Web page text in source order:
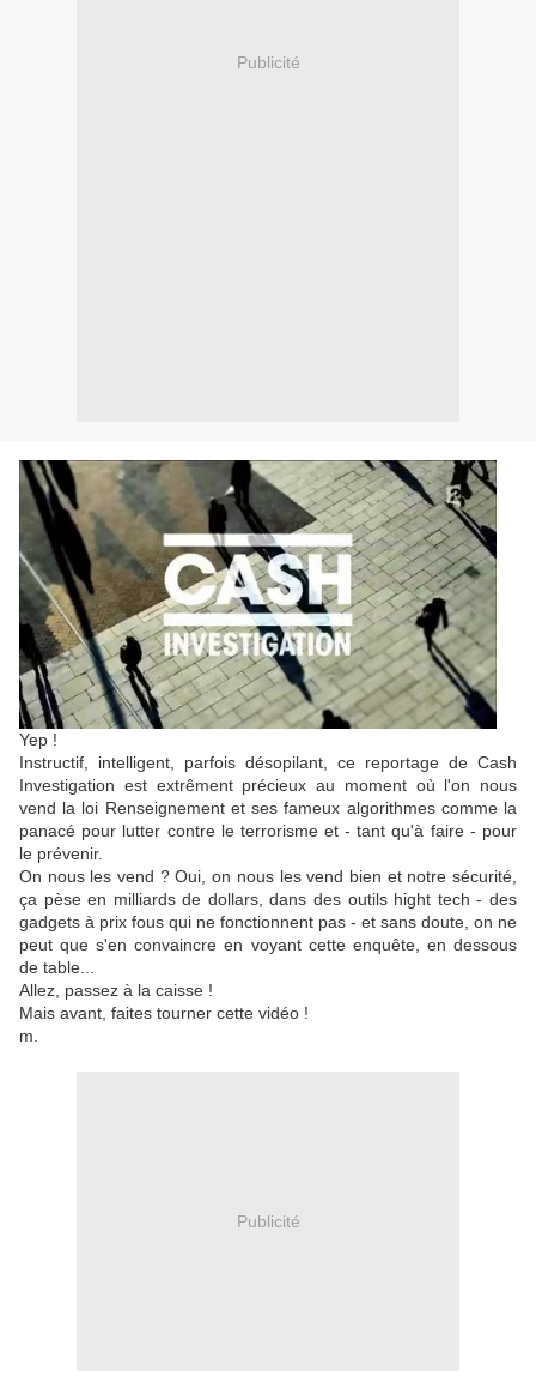
Publicité
Yep !
Instructif, intelligent, parfois désopilant, ce reportage de Cash
Investigation est extrêment précieux au moment où l'on nous
vend la loi Renseignement et ses fameux algorithmes comme la
panacé pour lutter contre le terrorisme et - tant qu'à faire - pour
le prévenir.
On nous les vend ? Oui, on nous les vend bien et notre sécurité,
ça pèse en milliards de dollars, dans des outils hight tech - des
gadgets à prix fous qui ne fonctionnent pas - et sans doute, on ne
peut que s'en convaincre en voyant cette enquête, en dessous
de table...
Allez, passez à la caisse !
Mais avant, faites tourner cette vidéo !
m.
Publicité